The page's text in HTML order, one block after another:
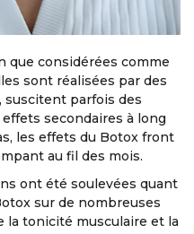
que considérées comme
sont réalisées par des
suscitent parfois des
secondaires à long
les effets du Botox front
au fil des mois.
ont été soulevées quant
sur de nombreuses
la tonicité musculaire et la